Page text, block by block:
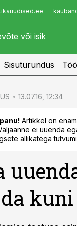
Infopank
Sisuturundus Töö
13.07.16, 12:34
Artikkel on
ei uuenda
allikatega